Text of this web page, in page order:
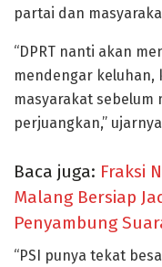
partai dan
“DPRT nanti akan
mendengar keluhan,
masyarakat sebelum
perjuangkan,”
Baca juga: Fraksi
Malang Bersiap
Penyambung
“PSI punya tekat